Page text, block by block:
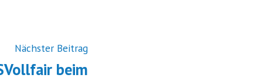
Nächster BeitragVorheriger
beim